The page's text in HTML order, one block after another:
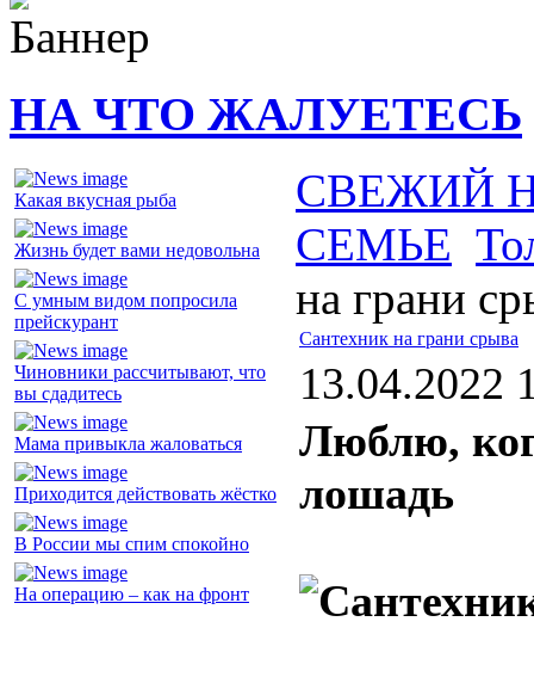
НА ЧТО ЖАЛУЕТЕСЬ
Какая вкусная рыба
Жизнь будет вами недовольна
С умным видом попросила
прейскурант
Чиновники рассчитывают, что
вы сдадитесь
Мама привыкла жаловаться
Приходится действовать жёстко
В России мы спим спокойно
На операцию – как на фронт
СВЕЖИЙ
СЕМЬЕ
на грани
Сантехник на грани срыва
13.04.2022
Люблю,
лошадь